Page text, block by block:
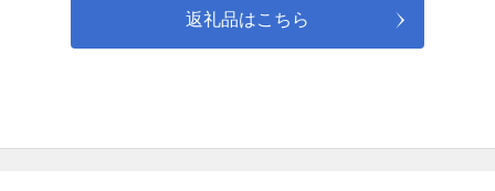
返礼品はこちら